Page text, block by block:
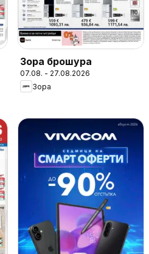
Зора брошура
07.08. - 27.08.2026
Зора